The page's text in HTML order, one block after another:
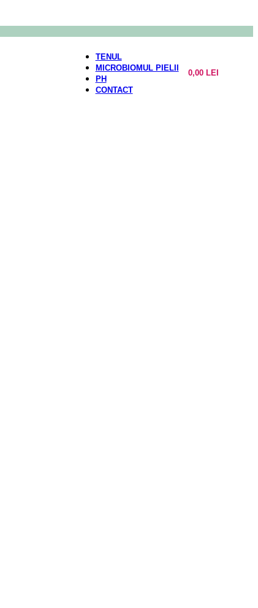
TENUL
MICROBIOMUL PIELII
PH
CONTACT
0,00 LEI